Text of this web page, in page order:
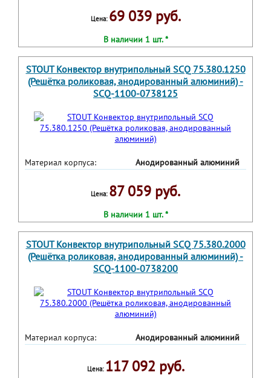
Цена: 69 039 руб.
В наличии 1 шт. *
STOUT Конвектор внутрипольный SCQ 75.380.1250
(Решётка роликовая, анодированный алюминий) -
SCQ-1100-0738125
Материал корпуса: Анодированный алюминий
Цена: 87 059 руб.
В наличии 1 шт. *
STOUT Конвектор внутрипольный SCQ 75.380.2000
(Решётка роликовая, анодированный алюминий) -
SCQ-1100-0738200
Материал корпуса: Анодированный алюминий
Цена: 117 092 руб.